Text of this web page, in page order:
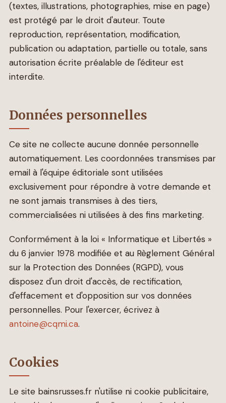
(textes, illustrations, photographies, mise en page)
est protégé par le droit d'auteur. Toute
reproduction, représentation, modification,
publication ou adaptation, partielle ou totale, sans
autorisation écrite préalable de l'éditeur est
interdite.
Données personnelles
Ce site ne collecte aucune donnée personnelle
automatiquement. Les coordonnées transmises par
email à l'équipe éditoriale sont utilisées
exclusivement pour répondre à votre demande et
ne sont jamais transmises à des tiers,
commercialisées ni utilisées à des fins marketing.
Conformément à la loi « Informatique et Libertés »
du 6 janvier 1978 modifiée et au Règlement Général
sur la Protection des Données (RGPD), vous
disposez d'un droit d'accès, de rectification,
d'effacement et d'opposition sur vos données
personnelles. Pour l'exercer, écrivez à
antoine@cqmi.ca.
Cookies
Le site bainsrusses.fr n'utilise ni cookie publicitaire,